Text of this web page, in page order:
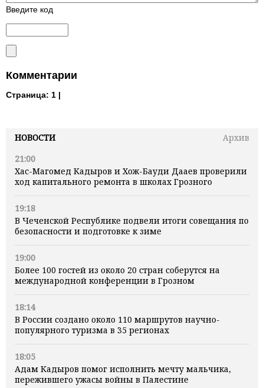
НОВОСТИ
Архив
21:00
Хас-Магомед Кадыров и Хож-Бауди Дааев проверили
ход капитального ремонта в школах Грозного
19:18
В Чеченской Республике подвели итоги совещания по
безопасности и подготовке к зиме
19:00
Более 100 гостей из около 20 стран соберутся на
международной конференции в Грозном
18:14
В России создано около 110 маршрутов научно-
популярного туризма в 35 регионах
18:05
Адам Кадыров помог исполнить мечту мальчика,
пережившего ужасы войны в Палестине
Введите код
Комментарии
Страница: 1 |